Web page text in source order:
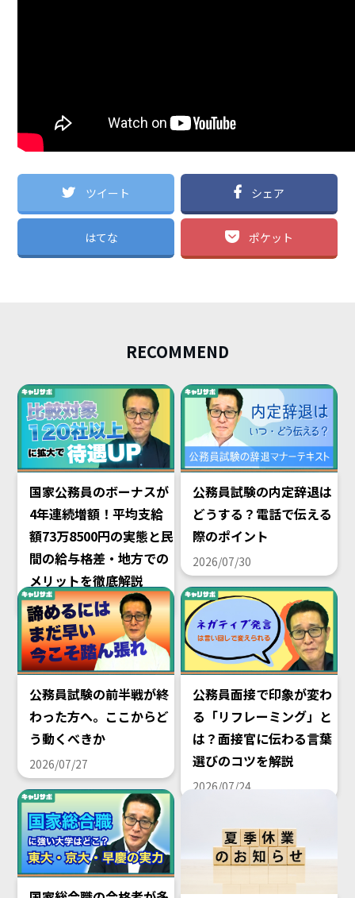
ツイート シェア
はてな ポケット
RECOMMEND
国家公務員のボーナスが
4年連続増額！平均支給
額73万8500円の実態と民
間の給与格差・地方での
メリットを徹底解説
2026/08/02
公務員試験の内定辞退は
どうする？電話で伝える
際のポイント
2026/07/30
公務員試験の前半戦が終
わった方へ。ここからど
う動くべきか
2026/07/27
公務員面接で印象が変わ
る「リフレーミング」と
は？面接官に伝わる言葉
選びのコツを解説
2026/07/24